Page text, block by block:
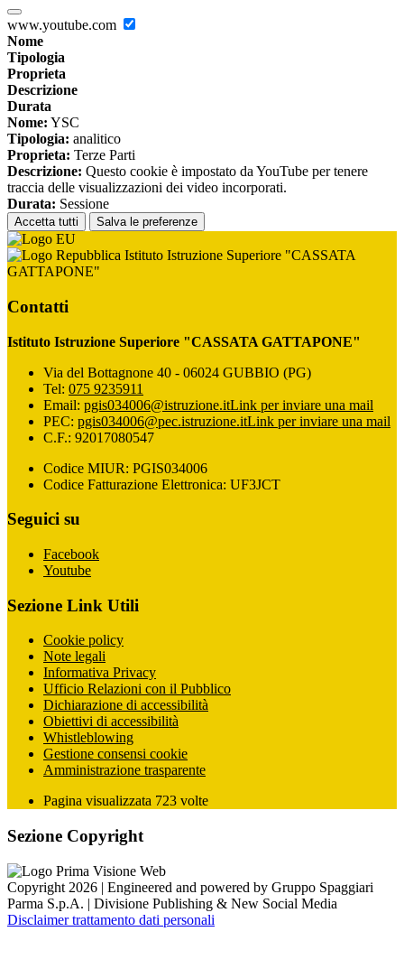
www.youtube.com
Nome
Tipologia
Proprieta
Descrizione
Durata
Nome: YSC
Tipologia: analitico
Proprieta: Terze Parti
Descrizione: Questo cookie è impostato da YouTube per tenere
traccia delle visualizzazioni dei video incorporati.
Durata: Sessione
Accetta tutti Salva le preferenze
Istituto Istruzione Superiore "CASSATA
GATTAPONE"
Contatti
Istituto Istruzione Superiore "CASSATA GATTAPONE"
Via del Bottagnone 40 - 06024 GUBBIO (PG)
Tel: 075 9235911
Email: pgis034006@istruzione.itLink per inviare una mail
PEC: pgis034006@pec.istruzione.itLink per inviare una mail
C.F.: 92017080547
Codice MIUR: PGIS034006
Codice Fatturazione Elettronica: UF3JCT
Seguici su
Facebook
Youtube
Sezione Link Utili
Cookie policy
Note legali
Informativa Privacy
Ufficio Relazioni con il Pubblico
Dichiarazione di accessibilità
Obiettivi di accessibilità
Whistleblowing
Gestione consensi cookie
Amministrazione trasparente
Pagina visualizzata 723 volte
Sezione Copyright
Copyright 2026 | Engineered and powered by Gruppo Spaggiari
Parma S.p.A. | Divisione Publishing & New Social Media
Disclaimer trattamento dati personali